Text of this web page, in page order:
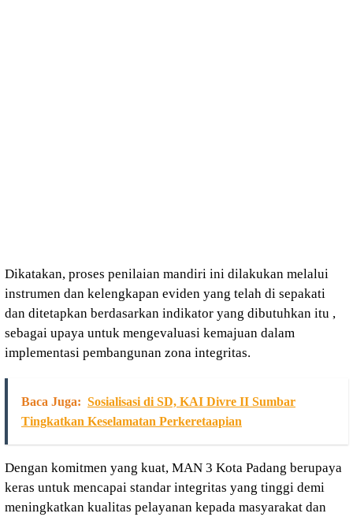
Dikatakan, proses penilaian mandiri ini dilakukan melalui
instrumen dan kelengkapan eviden yang telah di sepakati
dan ditetapkan berdasarkan indikator yang dibutuhkan itu ,
sebagai upaya untuk mengevaluasi kemajuan dalam
implementasi pembangunan zona integritas.
Baca Juga: Sosialisasi di SD, KAI Divre II Sumbar
Tingkatkan Keselamatan Perkeretaapian
Dengan komitmen yang kuat, MAN 3 Kota Padang berupaya
keras untuk mencapai standar integritas yang tinggi demi
meningkatkan kualitas pelayanan kepada masyarakat dan